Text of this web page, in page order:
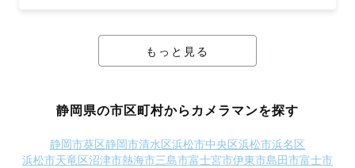
もっと見る
静岡県の市区町村からカメラマンを探す
静岡市葵区静岡市清水区浜松市中央区浜松市浜名区
浜松市天竜区沼津市熱海市三島市富士宮市伊東市島田市富士市